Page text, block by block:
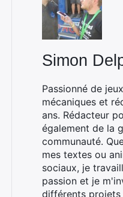
Simon
Passionné de
mécaniques et
ans. Rédacteur
également de la
communauté.
mes textes ou
sociaux, je
passion et je
différents projets